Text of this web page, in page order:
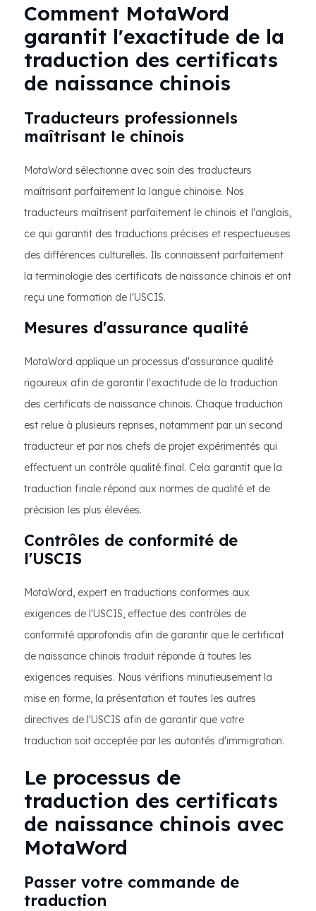
Comment MotaWord
garantit l'exactitude de la
traduction des certificats
de naissance chinois
Traducteurs professionnels
maîtrisant le chinois
MotaWord sélectionne avec soin des traducteurs
maîtrisant parfaitement la langue chinoise. Nos
traducteurs maîtrisent parfaitement le chinois et l'anglais,
ce qui garantit des traductions précises et respectueuses
des différences culturelles. Ils connaissent parfaitement
la terminologie des certificats de naissance chinois et ont
reçu une formation de l'USCIS.
Mesures d'assurance qualité
MotaWord applique un processus d'assurance qualité
rigoureux afin de garantir l'exactitude de la traduction
des certificats de naissance chinois. Chaque traduction
est relue à plusieurs reprises, notamment par un second
traducteur et par nos chefs de projet expérimentés qui
effectuent un contrôle qualité final. Cela garantit que la
traduction finale répond aux normes de qualité et de
précision les plus élevées.
Contrôles de conformité de
l'USCIS
MotaWord, expert en traductions conformes aux
exigences de l'USCIS, effectue des contrôles de
conformité approfondis afin de garantir que le certificat
de naissance chinois traduit réponde à toutes les
exigences requises. Nous vérifions minutieusement la
mise en forme, la présentation et toutes les autres
directives de l'USCIS afin de garantir que votre
traduction soit acceptée par les autorités d'immigration.
Le processus de
traduction des certificats
de naissance chinois avec
MotaWord
Passer votre commande de
traduction